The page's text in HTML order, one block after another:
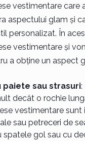
vestimentare care
aspectului glam și
personalizat. În
vestimentare și
a obține un aspect
paiete sau strasuri:
decât o rochie
vestimentare sunt
sau petreceri de
spatele gol sau cu